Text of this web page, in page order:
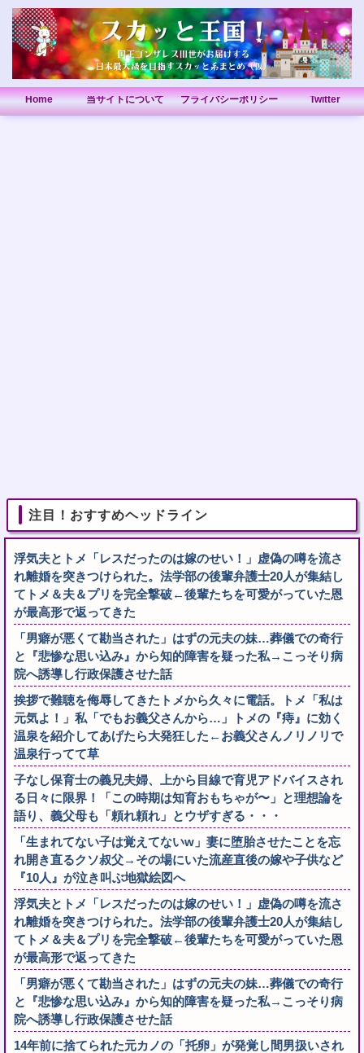
Home 当サイトについて プライバシーポリシー Twitter
注目！おすすめヘッドライン
浮気夫とトメ「レスだったのは嫁のせい！」虚偽の噂を流さ
れ離婚を突きつけられた。法学部の後輩弁護士20人が集結し
てトメ＆夫＆プリを完全撃破←後輩たちを可愛がっていた恩
が最高形で返ってきた
「男癖が悪くて勘当された」はずの元夫の妹…葬儀での奇行
と『悲惨な思い込み』から知的障害を疑った私→こっそり病
院へ誘導し行政保護させた話
挨拶で難聴を侮辱してきたトメから久々に電話。トメ「私は
元気よ！」私「でもお義父さんから…」トメの『痔』に効く
温泉を紹介してあげたら大発狂した←お義父さんノリノリで
温泉行ってて草
子なし保育士の義兄夫婦、上から目線で育児アドバイスされ
る日々に限界！「この時期は知育おもちゃが〜」と理想論を
語り、義父母も「頼れ頼れ」とウザすぎる・・・
「生まれてない子は覚えてないw」妻に堕胎させたことを忘
れ開き直るクソ叔父→その場にいた流産直後の嫁や子供など
『10人』が泣き叫ぶ地獄絵図へ
浮気夫とトメ「レスだったのは嫁のせい！」虚偽の噂を流さ
れ離婚を突きつけられた。法学部の後輩弁護士20人が集結し
てトメ＆夫＆プリを完全撃破←後輩たちを可愛がっていた恩
が最高形で返ってきた
「男癖が悪くて勘当された」はずの元夫の妹…葬儀での奇行
と『悲惨な思い込み』から知的障害を疑った私→こっそり病
院へ誘導し行政保護させた話
14年前に捨てられた元カノの「托卵」が発覚し間男扱いされ